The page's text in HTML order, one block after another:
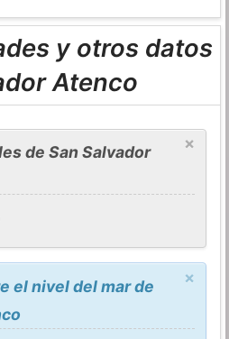
y otros datos
Atenco
×
de San Salvador
×
el nivel del mar de